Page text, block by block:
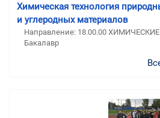
Химическая технология
и углеродных материалов
Направление: 18.00.00
Бакалавр